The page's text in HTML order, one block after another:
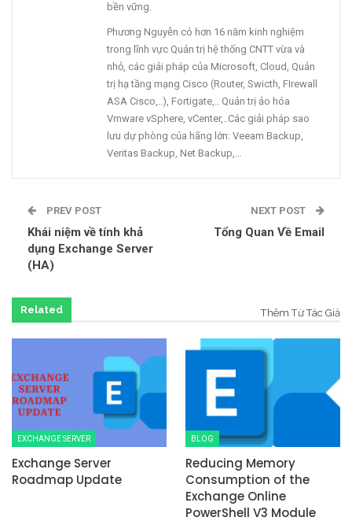
bền vững.
Phương Nguyễn có hơn 16 năm kinh nghiệm
trong lĩnh vực Quản trị hệ thống CNTT vừa và
nhỏ, các giải pháp của Microsoft, Cloud, Quản
trị hạ tầng mạng Cisco (Router, Swicth, FIrewall
ASA Cisco,..), Fortigate,.. Quản trị ảo hóa
Vmware vSphere, vCenter,..Các giải pháp sao
lưu dự phòng của hãng lớn: Veeam Backup,
Veritas Backup, Net Backup,…
PREV POST
Khái niệm về tính khả
dụng Exchange Server
(HA)
NEXT POST
Tổng Quan Về Email
Related Thêm Từ Tác Giả
EXCHANGE SERVER
Exchange Server
Roadmap Update
BLOG
Reducing Memory
Consumption of the
Exchange Online
PowerShell V3 Module